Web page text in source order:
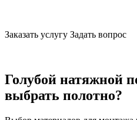
Заказать услугу Задать вопрос
Голубой натяжной
выбрать полотно?